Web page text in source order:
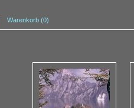
Warenkorb (0)